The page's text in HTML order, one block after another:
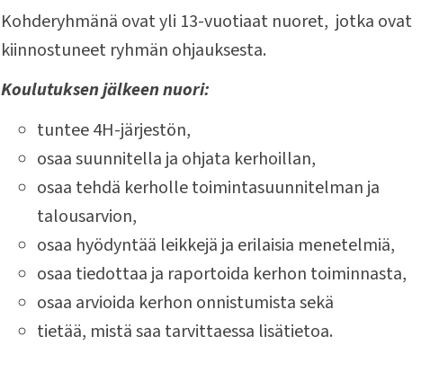
Kohderyhmänä ovat yli 13-vuotiaat nuoret, jotka ovat
kiinnostuneet ryhmän ohjauksesta.
Koulutuksen jälkeen nuori:
tuntee 4H-järjestön,
osaa suunnitella ja ohjata kerhoillan,
osaa tehdä kerholle toimintasuunnitelman ja
talousarvion,
osaa hyödyntää leikkejä ja erilaisia menetelmiä,
osaa tiedottaa ja raportoida kerhon toiminnasta,
osaa arvioida kerhon onnistumista sekä
tietää, mistä saa tarvittaessa lisätietoa.